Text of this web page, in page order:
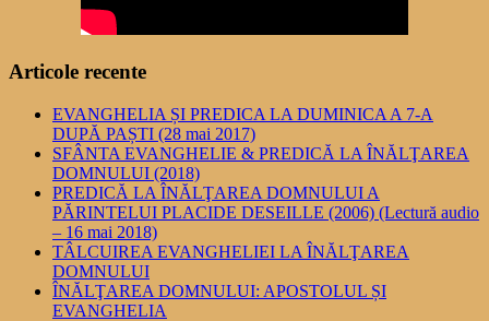
Articole recente
EVANGHELIA ȘI PREDICA LA DUMINICA A 7-A
DUPĂ PAȘTI (28 mai 2017)
SFÂNTA EVANGHELIE & PREDICĂ LA ÎNĂLŢAREA
DOMNULUI (2018)
PREDICĂ LA ÎNĂLŢAREA DOMNULUI A
PĂRINTELUI PLACIDE DESEILLE (2006) (Lectură audio
– 16 mai 2018)
TÂLCUIREA EVANGHELIEI LA ÎNĂLŢAREA
DOMNULUI
ÎNĂLŢAREA DOMNULUI: APOSTOLUL ȘI
EVANGHELIA